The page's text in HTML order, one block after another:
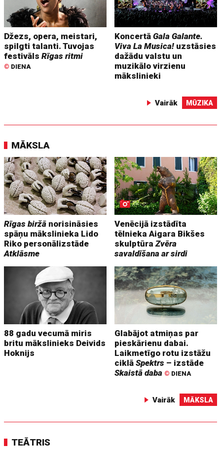
Džezs, opera, meistari,
spilgti talanti. Tuvojas
festivālsRīgas ritmi
© DIENA
KoncertāGala Galante.
Viva La Musica! uzstāsies
dažādu valstu un
muzikālo virzienu
mākslinieki
Vairāk MŪZIKA
MĀKSLA
Rīgas biržā norisināsies
spāņu mākslinieka Lido
Riko personālizstāde
Atklāsme
Venēcijā izstādīta
tēlnieka Aigara Bikšes
skulptūraZvēra
savaldīšana ar sirdi
88 gadu vecumā miris
britu mākslinieks Deivids
Hoknijs
Glabājot atmiņas par
pieskārienu dabai.
Laikmetīgo rotu izstāžu
ciklāSpektrs – izstāde
Skaistā daba © DIENA
Vairāk MĀKSLA
TEĀTRIS